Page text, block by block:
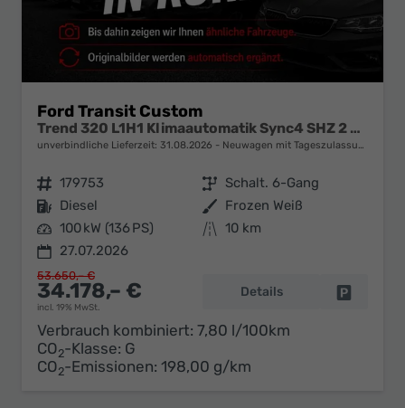
Ford Transit Custom
Trend 320 L1H1 Klimaautomatik Sync4 SHZ 2 x Einparkhilfe Kamera 5JG
unverbindliche Lieferzeit: 31.08.2026 Neuwagen mit Tageszulassung
Fahrzeugnr. 179753 Getriebe Schalt. 6-Gang
Kraftstoff Diesel Außenfarbe Frozen Weiß
Leistung 100 kW (136 PS) Kilometerstand 10 km
27.07.2026
34.178,– €
incl. 19% MwSt.
53.650,– €
Details
Verbrauch kombiniert: 7,80 l/100km
CO2-Klasse: G
CO2-Emissionen: 198,00 g/km